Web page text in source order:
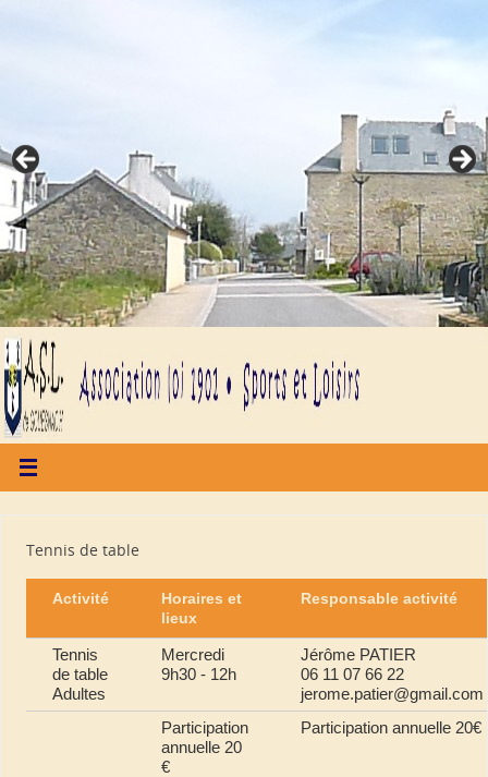
Tennis de table
Activité
Horaires et
lieux
Responsable activité
Tennis
de table
Adultes
Mercredi
9h30 - 12h
Jérôme PATIER
06 11 07 66 22
jerome.patier@gmail.com
Participation
annuelle 20
€
Participation annuelle 20€